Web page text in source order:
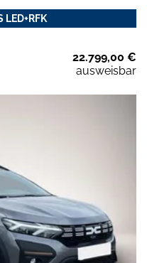
22.799,00 €
ausweisbar